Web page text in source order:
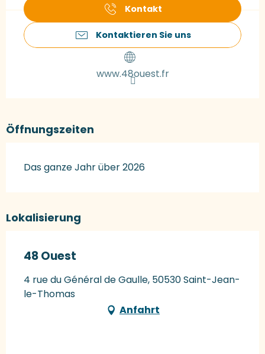
Kontakt
Kontaktieren Sie uns
www.48ouest.fr
Öffnungszeiten
Das ganze Jahr über 2026
Lokalisierung
48 Ouest
4 rue du Général de Gaulle, 50530 Saint-Jean-
le-Thomas
Anfahrt